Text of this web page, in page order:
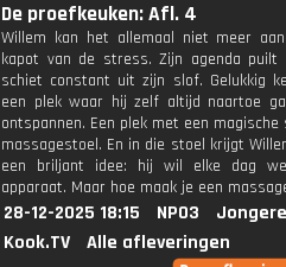
De proefkeuken: Afl. 4
Willem kan het allemaal niet meer
kapot van de stress. Zijn agenda
schiet constant uit zijn slof. Gelukkig
een plek waar hij zelf altijd naartoe
ontspannen. Een plek met een magische
massagestoel. En in die stoel krijgt
een briljant idee: hij wil elke dag
apparaat. Maar hoe maak je een
28-12-2025 18:15 NPO3
Kook.TV
Alle afleveringen